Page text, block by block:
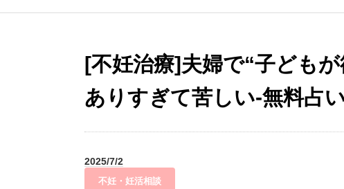
[不妊治療]夫婦で“子ども
ありすぎて苦しい-無料占
2025/7/2
不妊・妊活相談